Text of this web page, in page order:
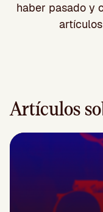
haber pasado y
Artículos